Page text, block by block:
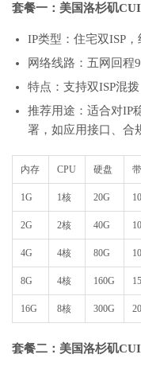
套餐一：美国洛杉矶
IP类型：住宅双ISP，
网络线路：五网回程
特点：支持双ISP混
推荐用途：适合对IP
署，如应用接口、合
内存 CPU 硬盘
1G 1核 20G
2G 2核 40G
4G 4核 80G
8G 4核 160G
16G 8核 300G
套餐二：美国洛杉矶